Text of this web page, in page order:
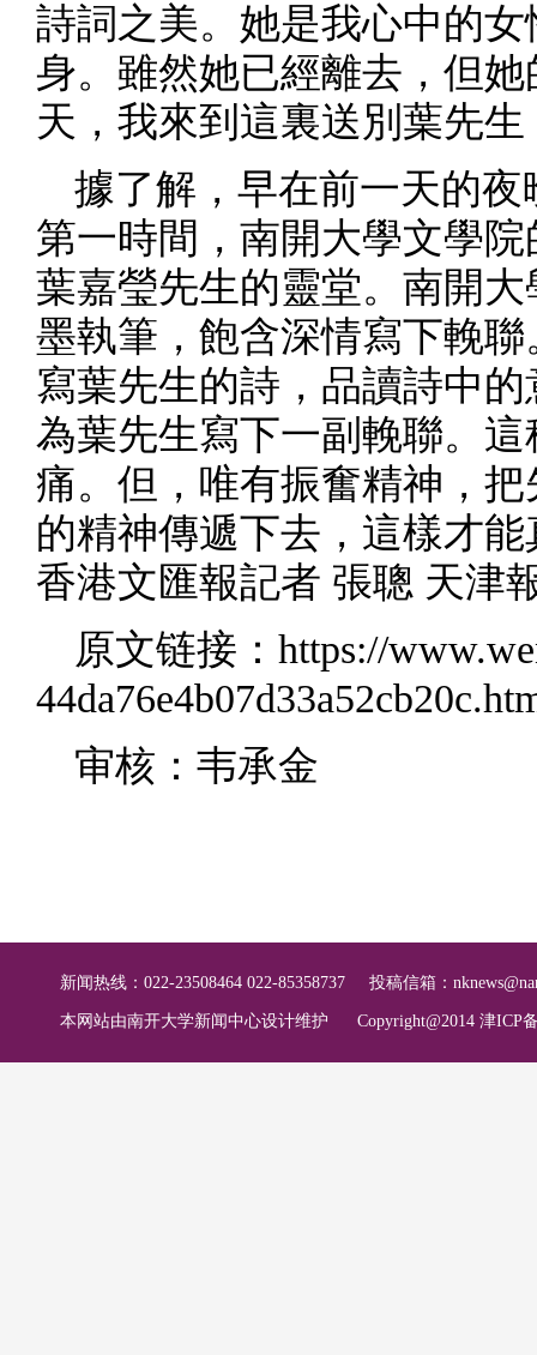
詩詞之美。她是我心中的
身。雖然她已經離去，但
天，我來到這裏送別葉先
據了解，早在前一天的
第一時間，南開大學文學
葉嘉瑩先生的靈堂。南開
墨執筆，飽含深情寫下輓
寫葉先生的詩，品讀詩中
為葉先生寫下一副輓聯。
痛。但，唯有振奮精神，
的精神傳遞下去，這樣才
香港文匯報記者 張聰 天津
原文链接： https://
审核：韦承金
新闻热线：022-23508464 022-85358737 投稿信箱：
本网站由南开大学新闻中心设计维护 Copyright@2014 津ICP